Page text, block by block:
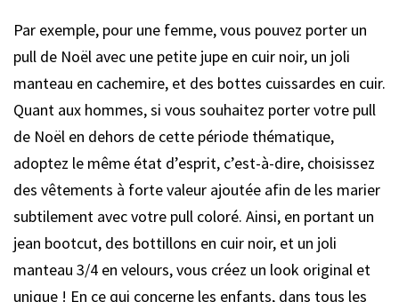
Par exemple, pour une femme, vous pouvez porter un
pull de Noël avec une petite jupe en cuir noir, un joli
manteau en cachemire, et des bottes cuissardes en cuir.
Quant aux hommes, si vous souhaitez porter votre pull
de Noël en dehors de cette période thématique,
adoptez le même état d’esprit, c’est-à-dire, choisissez
des vêtements à forte valeur ajoutée afin de les marier
subtilement avec votre pull coloré. Ainsi, en portant un
jean bootcut, des bottillons en cuir noir, et un joli
manteau 3/4 en velours, vous créez un look original et
unique ! En ce qui concerne les enfants, dans tous les